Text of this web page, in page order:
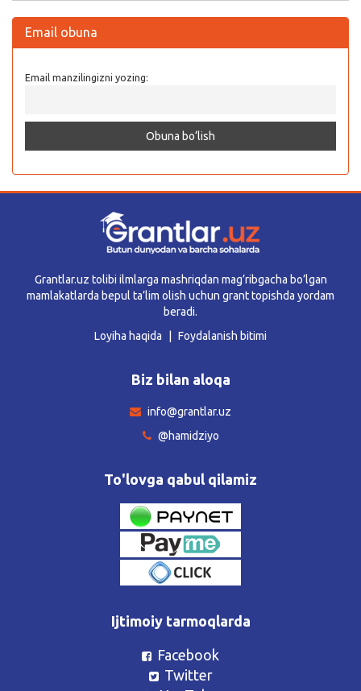
Email obuna
Email manzilingizni yozing:
Grantlar.uz tolibi ilmlarga mashriqdan mag’ribgacha bo’lgan
mamlakatlarda bepul ta’lim olish uchun grant topishda yordam
beradi.
Loyiha haqida
Foydalanish bitimi
Biz bilan aloqa
info@grantlar.uz
@hamidziyo
To'lovga qabul qilamiz
Ijtimoiy tarmoqlarda
Facebook
Twitter